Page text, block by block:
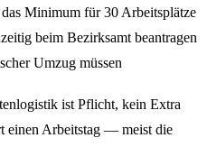
Minimum für 30 Arbeits­plätze
beim Bezirks­amt beantragen
Umzug müssen
ist Pflicht, kein Extra
einen Arbeitstag — meist die